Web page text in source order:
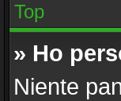
Top
» Ho
Niente